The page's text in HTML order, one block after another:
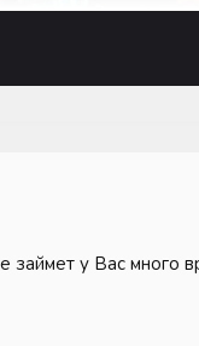
займет у Вас много